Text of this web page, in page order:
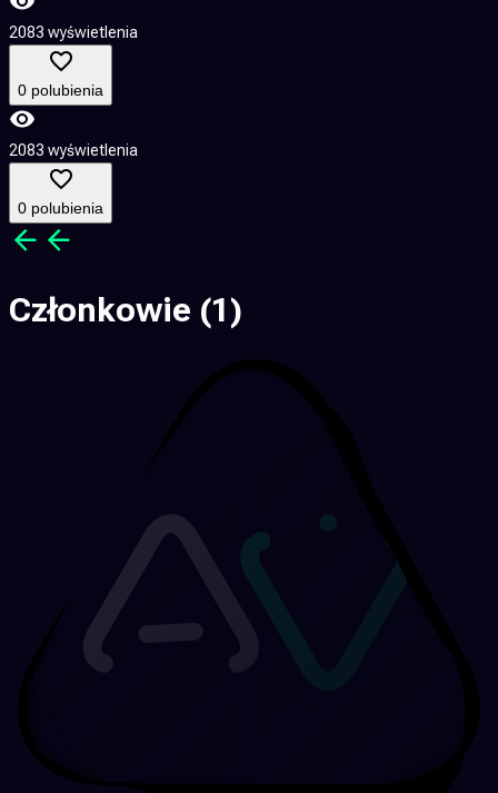
2083 wyświetlenia
0 polubienia
2083 wyświetlenia
0 polubienia
Członkowie (1)